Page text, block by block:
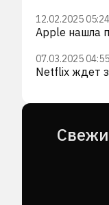
12.02.2025 05:24
Apple нашла
07.03.2025 04:55
Netflix ждет